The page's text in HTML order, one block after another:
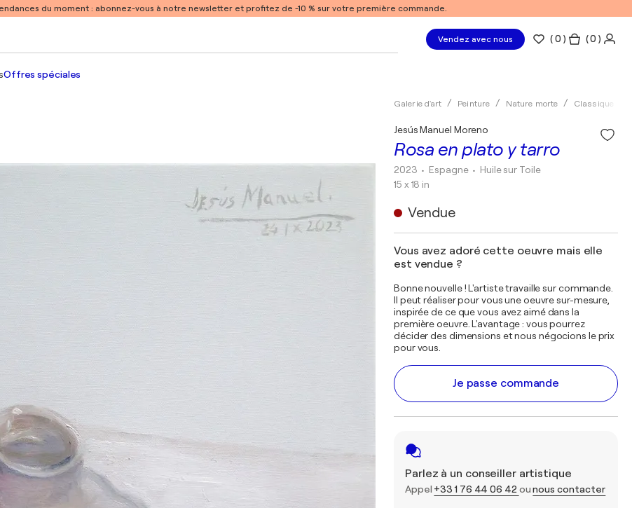
du moment : abonnez-vous à notre newsletter et profitez de -10 % sur votre première commande.
Vendez avec nous (0 ) ( 0 )
Offres spéciales
Galerie d'art Peinture Nature morte Classique
Rosa en plato y tarro
Jesús Manuel Moreno
2023 • Espagne • Huile sur Toile
15 x 18 in
Vendue
Vous avez adoré cette oeuvre mais elle
est vendue ?
Bonne nouvelle ! L'artiste travaille sur commande.
Il peut réaliser pour vous une oeuvre sur-mesure,
inspirée de ce que vous avez aimé dans la
première oeuvre. L'avantage : vous pourrez
décider des dimensions et nous négocions le prix
pour vous.
Je passe commande
Parlez à un conseiller artistique
Appel +33 1 76 44 06 42 ounous contacter